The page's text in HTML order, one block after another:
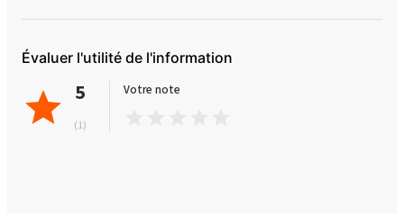
Évaluer l'utilité de l'information
5
(1)
Votre note